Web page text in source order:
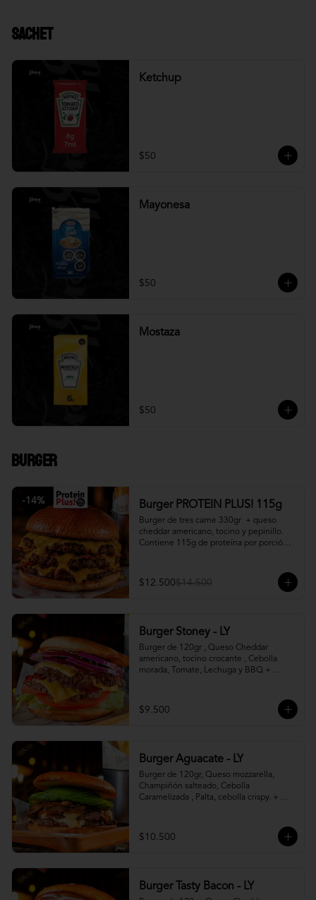
Sachet
Ketchup
$50
Mayonesa
$50
Mostaza
$50
Burger
-14% Burger PROTEIN PLUS! 115g
Burger de tres carne 330gr  + queso
cheddar americano, tocino y pepinillo.
Contiene 115g de proteína por porción.
$12.500$14.500
Burger Stoney - LY
Burger de 120gr , Queso Cheddar
americano, tocino crocante , Cebolla
morada, Tomate, Lechuga y BBQ +
$9.500
Burger Aguacate - LY
Burger de 120gr, Queso mozzarella,
Champiñón salteado, Cebolla
Caramelizada , Palta, cebolla crispy. +
$10.500
Burger Tasty Bacon - LY